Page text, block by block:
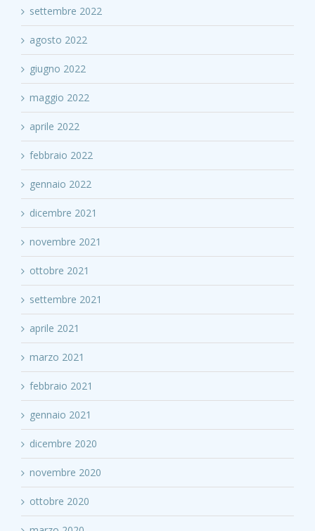
settembre 2022
agosto 2022
giugno 2022
maggio 2022
aprile 2022
febbraio 2022
gennaio 2022
dicembre 2021
novembre 2021
ottobre 2021
settembre 2021
aprile 2021
marzo 2021
febbraio 2021
gennaio 2021
dicembre 2020
novembre 2020
ottobre 2020